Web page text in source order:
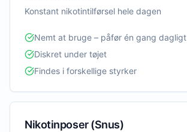
Konstant nikotintilførsel hele dagen
Nemt at bruge – påfør én gang dagligt
Diskret under tøjet
Findes i forskellige styrker
Nikotinposer (Snus)